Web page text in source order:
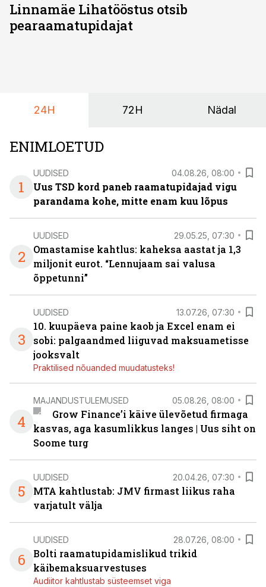
Linnamäe Lihatööstus otsib
pearaamatupidajat
24H 72H Nädal
ENIMLOETUD
1
UUDISED 04.08.26, 08:00
Uus TSD kord paneb raamatupidajad vigu
parandama kohe, mitte enam kuu lõpus
2
UUDISED 29.05.25, 07:30
Omastamise kahtlus: kaheksa aastat ja 1,3
miljonit eurot. “Lennujaam sai valusa
õppetunni”
3
UUDISED 13.07.26, 07:30
10. kuupäeva paine kaob ja Excel enam ei
sobi: palgaandmed liiguvad maksuametisse
jooksvalt
Praktilised nõuanded muudatusteks!
4
MAJANDUSTULEMUSED 05.08.26, 08:00
Grow Finance’i käive ülevõetud firmaga
kasvas, aga kasumlikkus langes | Uus siht on
Soome turg
5
UUDISED 20.04.26, 07:30
MTA kahtlustab: JMV firmast liikus raha
varjatult välja
6
UUDISED 28.07.26, 08:00
Bolti raamatupidamislikud trikid
käibemaksuarvestuses
Audiitor kahtlustab süsteemset viga